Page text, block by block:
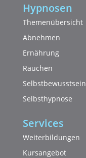
Hypnosen
Themenübersicht
Abnehmen
Ernährung
Rauchen
Selbstbewusstsein
Selbsthypnose
Services
Weiterbildungen
Kursangebot